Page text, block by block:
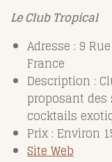
Le Club Tropical
Adresse : 9
France
Description :
proposant
cocktails
Prix : Environ
Site Web